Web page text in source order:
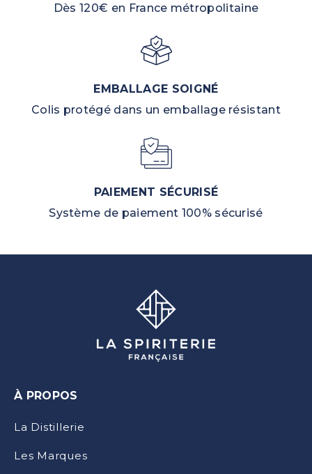
Dès 120€ en France métropolitaine
EMBALLAGE SOIGNÉ
Colis protégé dans un emballage résistant
PAIEMENT SÉCURISÉ
Système de paiement 100% sécurisé
À PROPOS
La Distillerie
Les Marques